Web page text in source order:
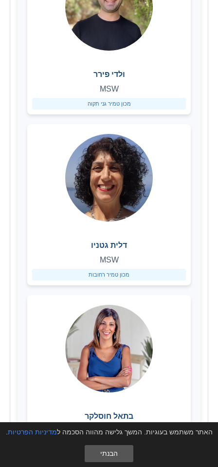
ולדי פירר
MSW
מכון טמיר גני תקוה
דלית גטניו
MSW
מכון טמיר רחובות
בתאל חוסלקר
MSW
מכון טמיר תל אביב
האתר משתמש בעוגיות. המשך גלישה מהווה הסכמה למדיניות הפרטיות
הבנתי